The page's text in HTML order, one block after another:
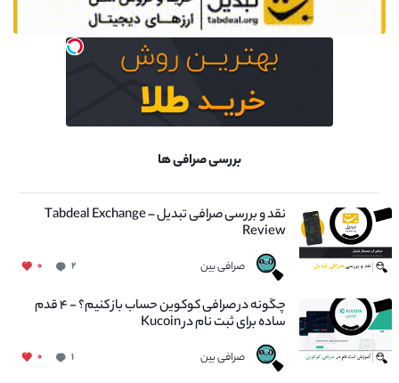
بررسی صرافی ها
نقد و بررسی صرافی تبدیل – Tabdeal Exchange
Review
صرافی بین ۲ ۰
چگونه در صرافی کوکوین حساب باز کنیم؟ - ۴ قدم
ساده برای ثبت نام در Kucoin
صرافی بین ۱ ۰